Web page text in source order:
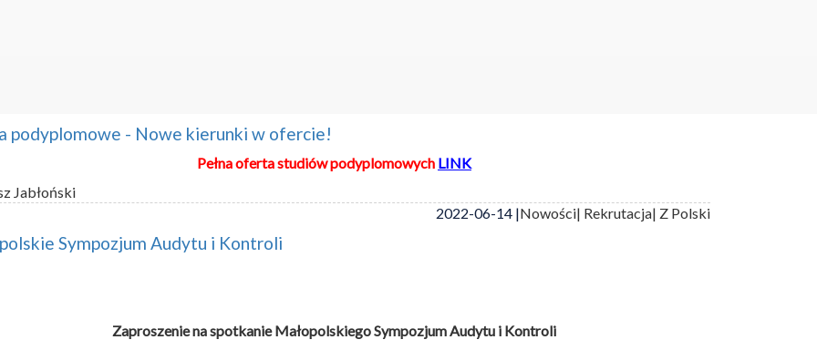
podyplomowe - Nowe kierunki w ofercie!
Pełna oferta studiów podyplomowych LINK
Jabłoński
2022-06-14 |Nowości| Rekrutacja| Z Polski
Sympozjum Audytu i Kontroli
Zaproszenie na spotkanie Małopolskiego Sympozjum Audytu i Kontroli